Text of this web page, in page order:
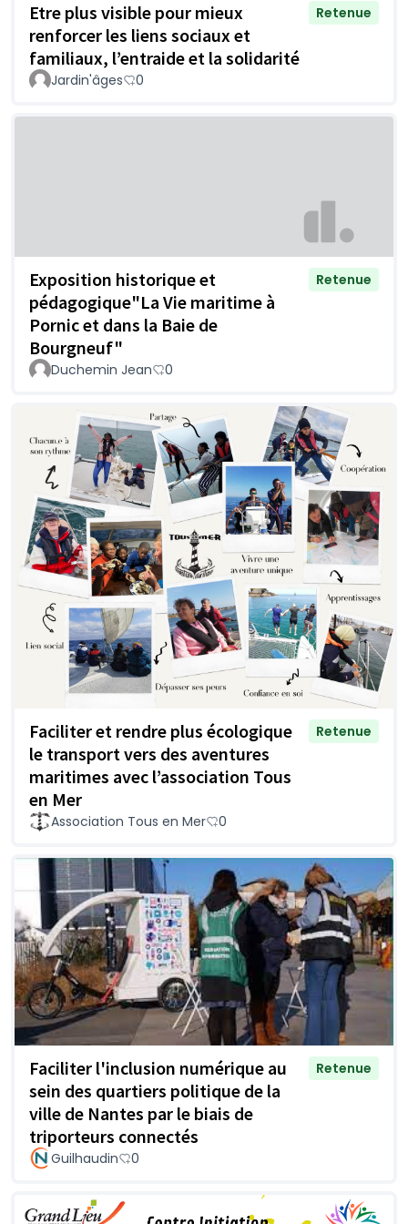
Etre plus visible pour mieux
renforcer les liens sociaux et
familiaux, l’entraide et la solidarité
Retenue
Jardin'âges 0
Exposition historique et
pédagogique"La Vie maritime à
Pornic et dans la Baie de
Bourgneuf"
Retenue
Duchemin Jean 0
Faciliter et rendre plus écologique
le transport vers des aventures
maritimes avec l’association Tous
en Mer
Retenue
Association Tous en Mer 0
Faciliter l'inclusion numérique au
sein des quartiers politique de la
ville de Nantes par le biais de
triporteurs connectés
Retenue
Guilhaudin 0